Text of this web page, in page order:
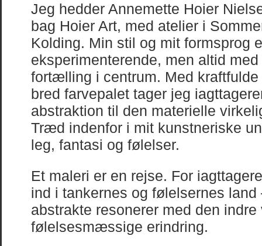
Jeg hedder Annemette Hoier
bag Hoier Art, med atelier i
Kolding. Min stil og mit formsprog
eksperimenterende, men altid
fortælling i centrum. Med
bred farvepalet tager jeg
abstraktion til den materielle
Træd indenfor i mit kunstneriske
leg, fantasi og følelser.
Et maleri er en rejse. For
ind i tankernes og følelsernes land
abstrakte resonerer med den
følelsesmæssige erindring.